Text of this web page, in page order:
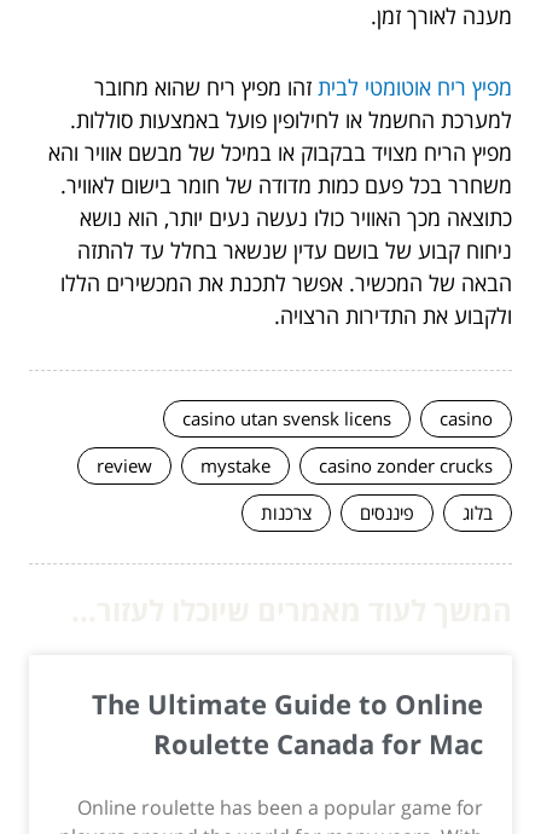
מענה לאורך זמן.
מפיץ ריח אוטומטי לבית זהו מפיץ ריח שהוא מחובר
למערכת החשמל או לחילופין פועל באמצעות סוללות.
מפיץ הריח מצויד בבקבוק או במיכל של מבשם אוויר והא
משחרר בכל פעם כמות מדודה של חומר בישום לאוויר.
כתוצאה מכך האוויר כולו נעשה נעים יותר, הוא נושא
ניחוח קבוע של בושם עדין שנשאר בחלל עד להתזה
הבאה של המכשיר. אפשר לתכנת את המכשירים הללו
ולקבוע את התדירות הרצויה.
casino
casino utan svensk licens
casino zonder crucks
mystake
review
בלוג
פיננסים צרכנות
The Ultimate Guide to Online
Roulette Canada for Mac
Online roulette has been a popular game for